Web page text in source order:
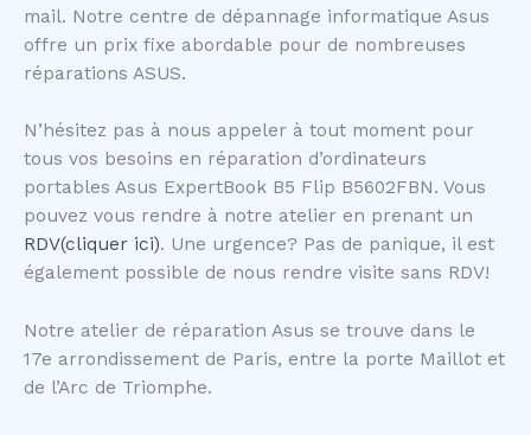
mail. Notre centre de dépannage informatique Asus
offre un prix fixe abordable pour de nombreuses
réparations ASUS.
N’hésitez pas à nous appeler à tout moment pour
tous vos besoins en réparation d’ordinateurs
portables Asus ExpertBook B5 Flip B5602FBN. Vous
pouvez vous rendre à notre atelier en prenant un
RDV(cliquer ici). Une urgence? Pas de panique, il est
également possible de nous rendre visite sans RDV!
Notre atelier de réparation Asus se trouve dans le
17e arrondissement de Paris, entre la porte Maillot et
de l’Arc de Triomphe.